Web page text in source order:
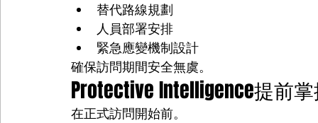
替代路線規劃
人員部署安排
緊急應變機制設計
確保訪問期間安全無虞。
Protective Intelligence提前
在正式訪問開始前。